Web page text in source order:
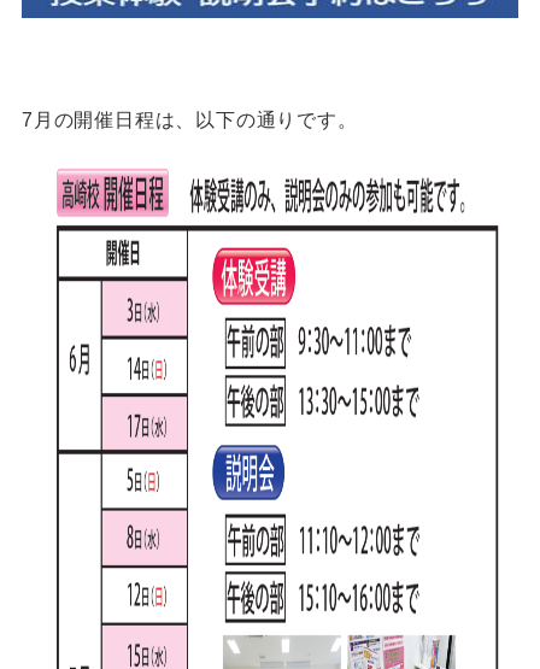
7月の開催日程は、以下の通りです。